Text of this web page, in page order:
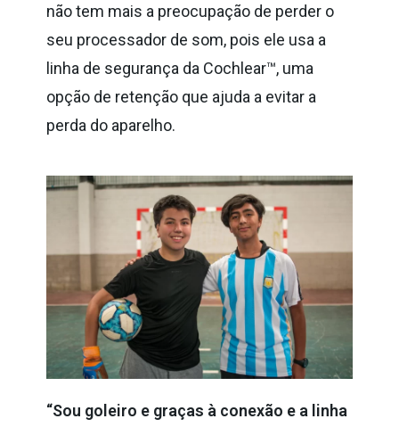
não tem mais a preocupação de perder o
seu processador de som, pois ele usa a
linha de segurança da Cochlear™, uma
opção de retenção que ajuda a evitar a
perda do aparelho.
“Sou goleiro e graças à conexão e a linha